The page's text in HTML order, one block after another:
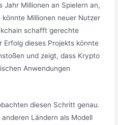
Jahr Millionen an Spielern an,
Millionen neuer Nutzer
schafft gerechte
Erfolg dieses Projekts könnte
und zeigt, dass Krypto
Anwendungen
diesen Schritt genau.
Ländern als Modell